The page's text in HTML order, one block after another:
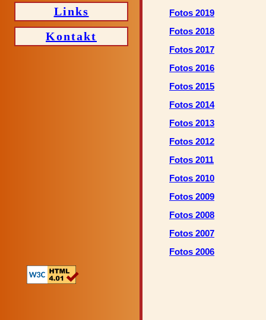
Links
Kontakt
Fotos 2019
Fotos 2018
Fotos 2017
Fotos 2016
Fotos 2015
Fotos 2014
Fotos 2013
Fotos 2012
Fotos 2011
Fotos 2010
Fotos 2009
Fotos 2008
Fotos 2007
Fotos 2006